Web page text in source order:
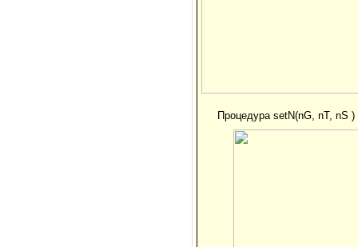
Процедура setN(nG, nT, nS )